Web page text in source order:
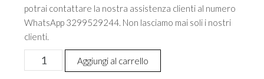
potrai contattare la nostra assistenza clienti al numero
WhatsApp 3299529244. Non lasciamo mai soli i nostri
clienti.
PROMO:
4
Aggiungi al carrello